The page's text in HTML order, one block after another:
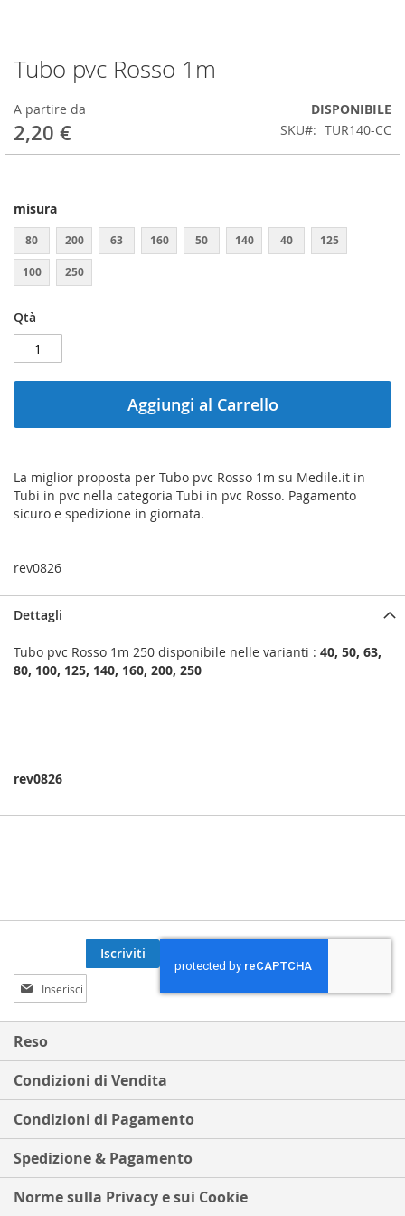
Tubo pvc Rosso 1m
A partire da
2,20 €
DISPONIBILE
SKU
TUR140-CC
misura
80 200 63 160 50 140 40 125
100 250
Qtà
Aggiungi al Carrello
La miglior proposta per Tubo pvc Rosso 1m su Medile.it in
Tubi in pvc nella categoria Tubi in pvc Rosso. Pagamento
sicuro e spedizione in giornata.
rev0826
Vai
all'inizio
della
galleria
di
immagini
Dettagli
Tubo pvc Rosso 1m 250 disponibile nelle varianti : 40, 50, 63,
80, 100, 125, 140, 160, 200, 250
rev0826
Iscriviti
alla
nostra
Newsletter:
Iscriviti
Reso
Condizioni di Vendita
Condizioni di Pagamento
Spedizione & Pagamento
Norme sulla Privacy e sui Cookie